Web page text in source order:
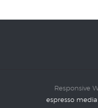
Responsive
espresso